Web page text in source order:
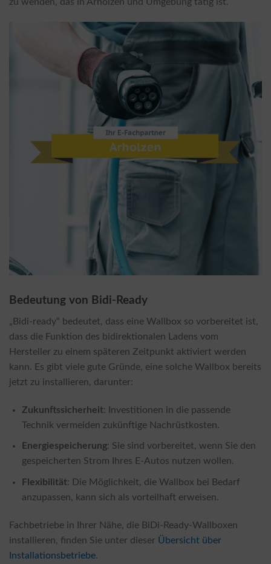
Bedeutung von Bidi-Ready
„Bidi-ready“ bedeutet, dass eine Wallbox so vorbereitet ist,
dass die Funktion des bidirektionalen Ladens vom
Hersteller zu einem späteren Zeitpunkt aktiviert werden
kann. Es gibt viele gute Gründe, eine solche Wallbox bereits
jetzt zu installieren, darunter:
Zukunftssicherheit: Investitionen in die passende
Technik vermeiden zukünftige Nachrüstkosten.
Energiespeicherung: Sie sind vorbereitet, wenn Sie den
gespeicherten Strom Ihres E-Autos nutzen wollen.
Flexibilität: Die Möglichkeit, die Wallbox bei Bedarf
anzupassen, kann sich als vorteilhaft erweisen.
Fachbetriebe in Ihrer Nähe, die BiDi-Ready-Wallboxen
installieren, finden Sie unter dieser Übersicht über
Installationsbetriebe.